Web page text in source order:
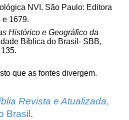
NVI. São Paulo: Editora
e 1679.
Histórico e Geográfico da
Bíblica do Brasil- SBB,
que as fontes divergem.
Revista e Atualizada,
Brasil .